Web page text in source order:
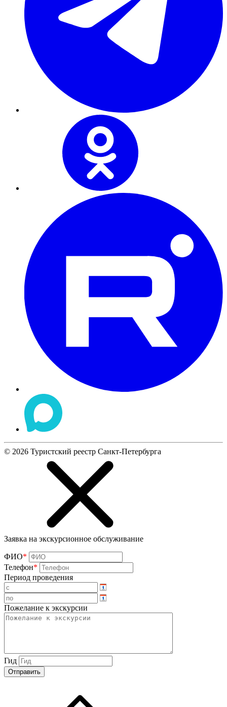
© 2026 Туристский реестр Санкт-Петербурга
Заявка на экскурсионное обслуживание
ФИО*
Телефон*
Период проведения
Пожелание к экскурсии
Гид